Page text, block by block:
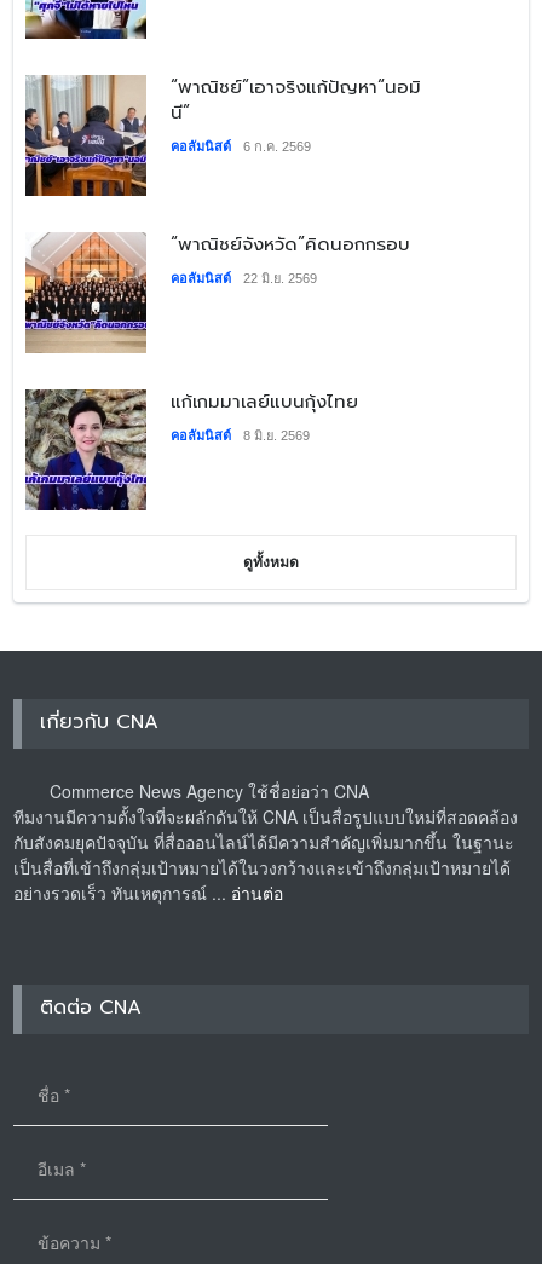
​“พาณิชย์”เอาจริงแก้ปัญหา“นอมิ
นี”
คอลัมนิสต์ 6 ก.ค. 2569
​“พาณิชย์จังหวัด”คิดนอกกรอบ
คอลัมนิสต์ 22 มิ.ย. 2569
​แก้เกมมาเลย์แบนกุ้งไทย
คอลัมนิสต์ 8 มิ.ย. 2569
ดูทั้งหมด
เกี่ยวกับ CNA
Commerce News Agency ใช้ชื่อย่อว่า CNA
ทีมงานมีความตั้งใจที่จะผลักดันให้ CNA เป็นสื่อรูปแบบใหม่ที่สอดคล้อง
กับสังคมยุคปัจจุบัน ที่สื่อออนไลน์ได้มีความสำคัญเพิ่มมากขึ้น ในฐานะ
เป็นสื่อที่เข้าถึงกลุ่มเป้าหมายได้ในวงกว้างและเข้าถึงกลุ่มเป้าหมายได้
อย่างรวดเร็ว ทันเหตุการณ์ ... อ่านต่อ
ติดต่อ CNA